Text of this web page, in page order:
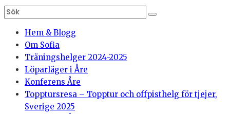
Hem & Blogg
Om Sofia
Träningshelger 2024-2025
Löparläger i Åre
Konferens Åre
Topptursresa – Topptur och offpisthelg för tjejer,
Sverige 2025